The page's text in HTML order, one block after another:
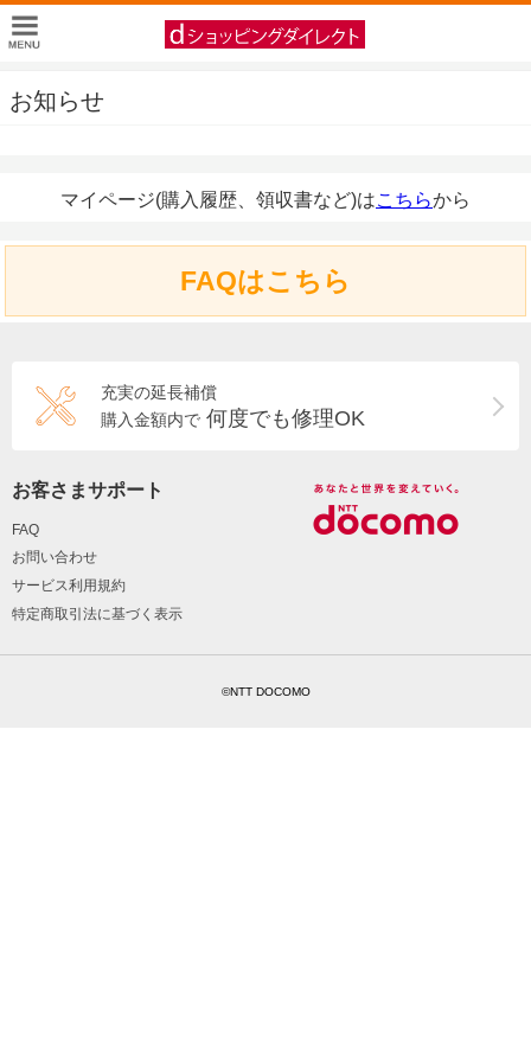
お知らせ
マイページ(購入履歴、領収書など)はこちらから
FAQはこちら
充実の延長補償
購入金額内で 何度でも修理OK
お客さまサポート
FAQ
お問い合わせ
サービス利用規約
特定商取引法に基づく表示
©NTT DOCOMO